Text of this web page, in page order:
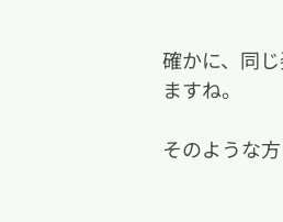
確かに、同
ますね。
そのような